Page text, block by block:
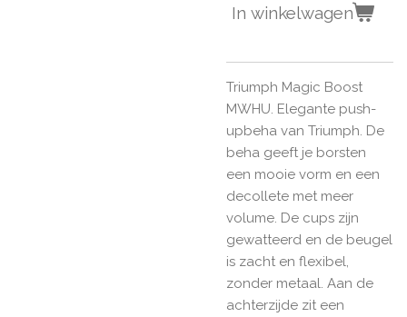
In winkelwagen
Triumph Magic Boost
MWHU. Elegante push-
upbeha van Triumph. De
beha geeft je borsten
een mooie vorm en een
decollete met meer
volume. De cups zijn
gewatteerd en de beugel
is zacht en flexibel,
zonder metaal. Aan de
achterzijde zit een